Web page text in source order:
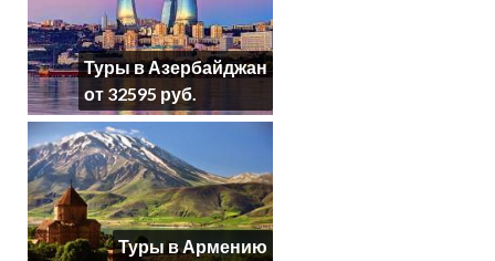
Туры в Азербайджан
от 32595 руб.
Туры в Армению